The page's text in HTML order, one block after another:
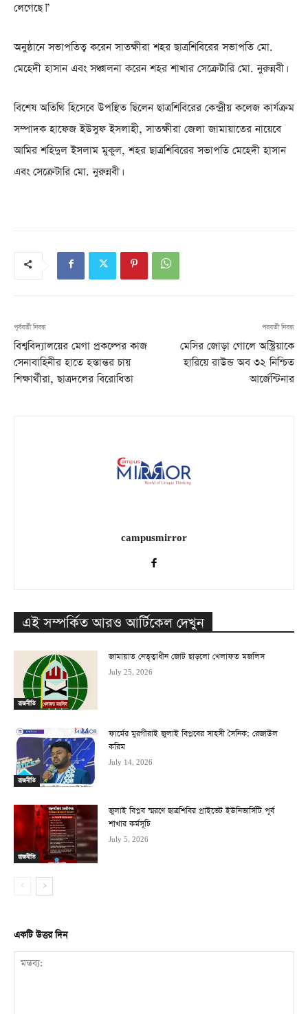
লেগেছে।”
অনুষ্ঠানে সভাপতিত্ব করেন সাতক্ষীরা শহর ছাত্রশিবিরের সভাপতি মো.
মেহেদী হাসান এবং সঞ্চালনা করেন শহর শাখার সেক্রেটারি মো. নুরুন্নবী।
বিশেষ অতিথি হিসেবে উপস্থিত ছিলেন ছাত্রশিবিরের কেন্দ্রীয় কলেজ কার্যক্রম
সম্পাদক হাফেজ ইউসুফ ইসলাহী, সাতক্ষীরা জেলা জামায়াতের নায়েবে
আমির শহিদুল ইসলাম মুকুল, শহর ছাত্রশিবিরের সভাপতি মেহেদী হাসান
এবং সেক্রেটারি মো. নুরুন্নবী।
পূর্ববর্তী নিবন্ধ
বিশ্ববিদ্যালয়ের মেগা প্রকল্পের কাজ
সেনাবাহিনীর হাতে হস্তান্তর চায়
শিক্ষার্থীরা, ছাত্রদলের বিরোধিতা
পরবর্তী নিবন্ধ
মেসির জোড়া গোলে অস্ট্রিয়াকে
হারিয়ে রাউন্ড অব ৩২ নিশ্চিত
আর্জেন্টিনার
campusmirror
এই সম্পর্কিত আরও আর্টিকেল দেখুন
রাজনীতি
জামায়াত নেতৃত্বাধীন জোট ছাড়লো খেলাফত মজলিস
July 25, 2026
রাজনীতি
ফার্মের মুরগীরাই জুলাই বিপ্লবের সাহসী সৈনিক: রেজাউল
করিম
July 14, 2026
রাজনীতি
জুলাই বিপ্লব স্মরণে ছাত্রশিবির প্রাইভেট ইউনিভার্সিটি পূর্ব
শাখার কর্মসূচি
July 5, 2026
একটি উত্তর দিন